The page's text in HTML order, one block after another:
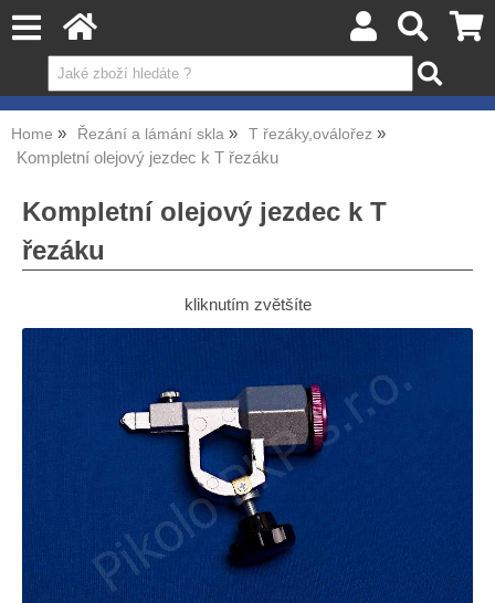
Home Řezání a lámání skla T řezáky,oválořez
Kompletní olejový jezdec k T řezáku
Kompletní olejový jezdec k T
řezáku
kliknutím zvětšíte